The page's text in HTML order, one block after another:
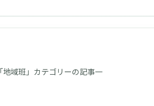
域班」カテゴリーの記事一